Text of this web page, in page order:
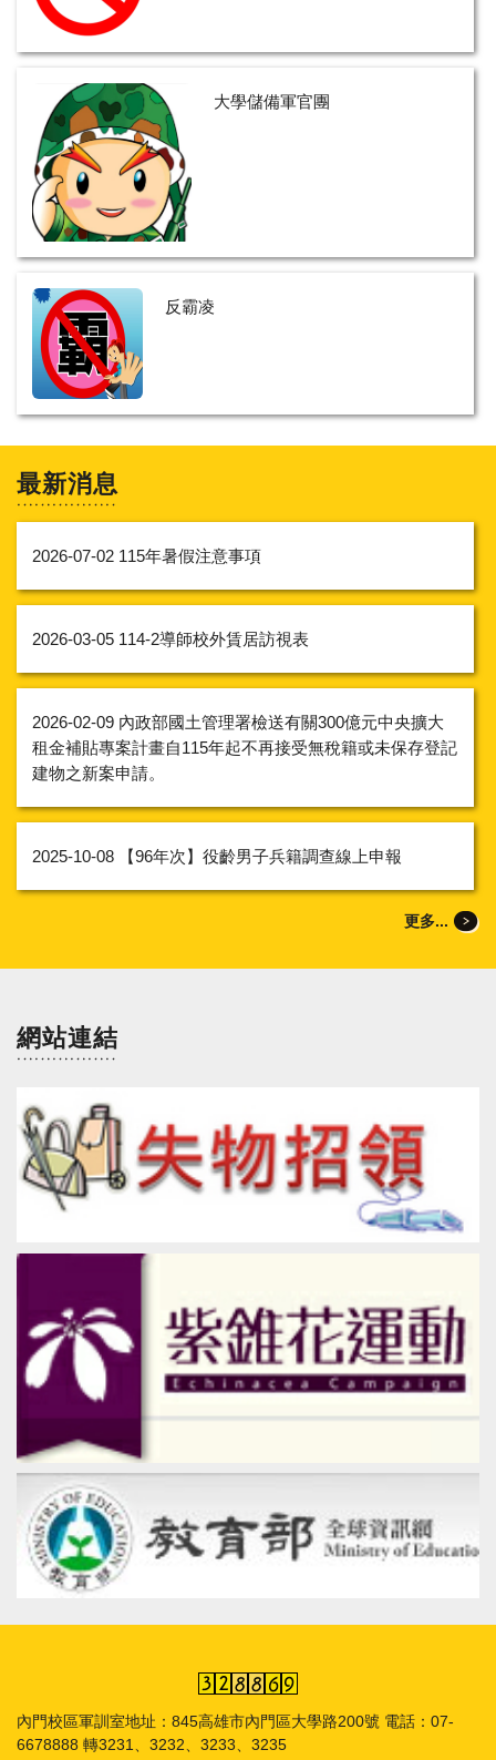
大學儲備軍官團
反霸凌
最新消息
2026-07-02 115年暑假注意事項
2026-03-05 114-2導師校外賃居訪視表
2026-02-09 內政部國土管理署檢送有關300億元中央擴大
租金補貼專案計畫自115年起不再接受無稅籍或未保存登記
建物之新案申請。
2025-10-08 【96年次】役齡男子兵籍調查線上申報
更多...
網站連結
內門校區軍訓室地址：845高雄市內門區大學路200號 電話：07-
6678888 轉3231、3232、3233、3235